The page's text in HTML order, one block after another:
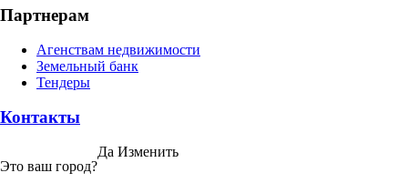
Партнерам
Агенствам недвижимости
Земельный банк
Тендеры
Контакты
Это ваш город?
Да Изменить